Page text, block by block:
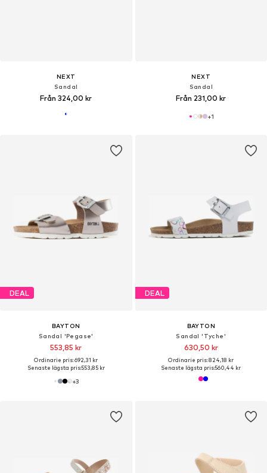
NEXT
Sandal
Från 324,00 kr
NEXT
Sandal
Från 231,00 kr
+1
DEAL
BAYTON
Sandal 'Pegase'
553,85 kr
Ordinarie pris: 692,31 kr
Senaste lägsta pris:553,85 kr
+3
DEAL
BAYTON
Sandal 'Tyche'
630,50 kr
Ordinarie pris: 824,18 kr
Senaste lägsta pris:560,44 kr